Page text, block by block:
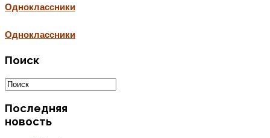
Одноклассники
Одноклассники
Поиск
Последняя
новость